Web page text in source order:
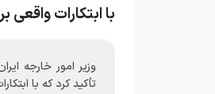
با ابتکارات واقعی
وزیر امور خارجه
تأکید کرد که با